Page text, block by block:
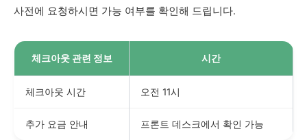
사전에 요청하시면 가능 여부를 확인해 드립니다.
체크아웃 관련 정보 시간
체크아웃 시간 오전 11시
추가 요금 안내 프론트 데스크에서 확인 가능